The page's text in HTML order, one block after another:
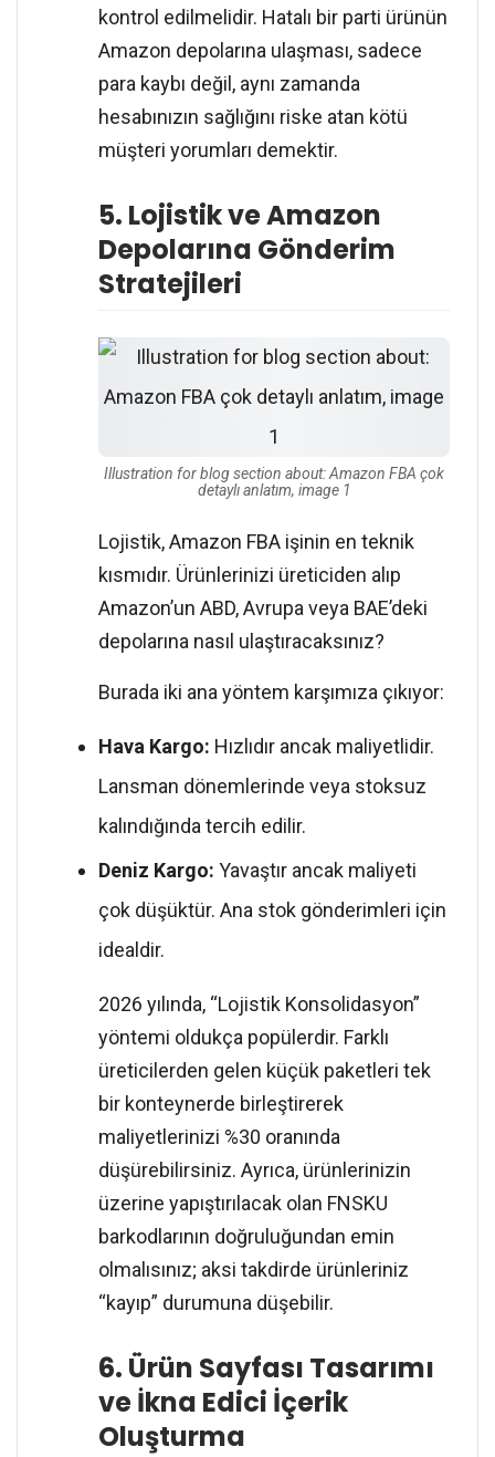
kontrol edilmelidir. Hatalı bir parti ürünün
Amazon depolarına ulaşması, sadece
para kaybı değil, aynı zamanda
hesabınızın sağlığını riske atan kötü
müşteri yorumları demektir.
5. Lojistik ve Amazon
Depolarına Gönderim
Stratejileri
Illustration for blog section about: Amazon FBA çok
detaylı anlatım, image 1
Lojistik, Amazon FBA işinin en teknik
kısmıdır. Ürünlerinizi üreticiden alıp
Amazon’un ABD, Avrupa veya BAE’deki
depolarına nasıl ulaştıracaksınız?
Burada iki ana yöntem karşımıza çıkıyor:
Hava Kargo: Hızlıdır ancak maliyetlidir.
Lansman dönemlerinde veya stoksuz
kalındığında tercih edilir.
Deniz Kargo: Yavaştır ancak maliyeti
çok düşüktür. Ana stok gönderimleri için
idealdir.
2026 yılında, “Lojistik Konsolidasyon”
yöntemi oldukça popülerdir. Farklı
üreticilerden gelen küçük paketleri tek
bir konteynerde birleştirerek
maliyetlerinizi %30 oranında
düşürebilirsiniz. Ayrıca, ürünlerinizin
üzerine yapıştırılacak olan FNSKU
barkodlarının doğruluğundan emin
olmalısınız; aksi takdirde ürünleriniz
“kayıp” durumuna düşebilir.
6. Ürün Sayfası Tasarımı
ve İkna Edici İçerik
Oluşturma